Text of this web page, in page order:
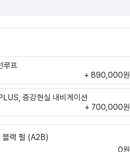
루프
+ 890,000원
증강현실 내비게이션
+ 700,000원
블랙 펄 (A2B)
0원